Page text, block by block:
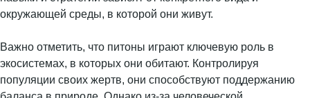
окружающей среды, в которой они живут.
Важно отметить, что питоны играют ключевую роль в
экосистемах, в которых они обитают. Контролируя
популяции своих жертв, они способствуют поддержанию